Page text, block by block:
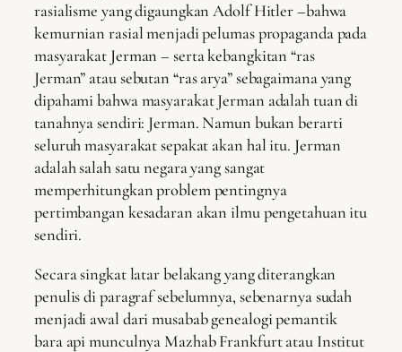
rasialisme yang digaungkan Adolf Hitler –bahwa
kemurnian rasial menjadi pelumas propaganda pada
masyarakat Jerman – serta kebangkitan “ras
Jerman” atau sebutan “ras arya” sebagaimana yang
dipahami bahwa masyarakat Jerman adalah tuan di
tanahnya sendiri: Jerman. Namun bukan berarti
seluruh masyarakat sepakat akan hal itu. Jerman
adalah salah satu negara yang sangat
memperhitungkan problem pentingnya
pertimbangan kesadaran akan ilmu pengetahuan itu
sendiri.
Secara singkat latar belakang yang diterangkan
penulis di paragraf sebelumnya, sebenarnya sudah
menjadi awal dari musabab genealogi pemantik
bara api munculnya Mazhab Frankfurt atau Institut